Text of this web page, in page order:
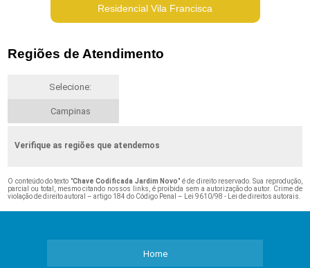
Residencial Vila Francisca
Regiões de Atendimento
Selecione:
Campinas
Verifique as regiões que atendemos
O conteúdo do texto "Chave Codificada Jardim Novo" é de direito reservado. Sua reprodução,
parcial ou total, mesmo citando nossos links, é proibida sem a autorização do autor. Crime de
violação de direito autoral – artigo 184 do Código Penal –
Lei 9610/98 - Lei de direitos autorais
Home